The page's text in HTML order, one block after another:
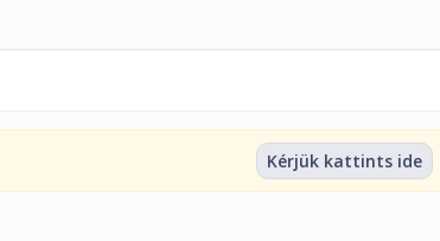
Kérjük kattints ide